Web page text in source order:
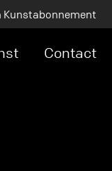
Kunstabonnement
Contact